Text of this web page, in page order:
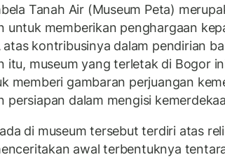
Tanah Air (Museum Peta)
untuk memberikan penghargaan
atas kontribusinya dalam pendirian
itu, museum yang terletak di Bogor
memberi gambaran perjuangan
persiapan dalam mengisi
di museum tersebut terdiri atas
awal terbentuknya